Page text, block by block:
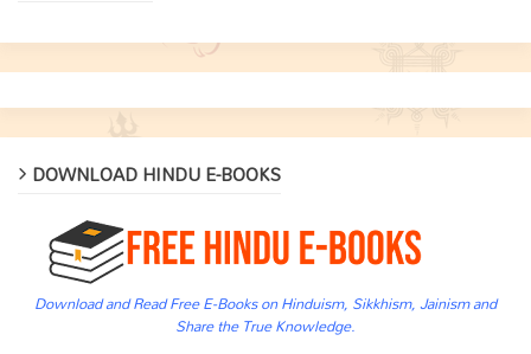
DOWNLOAD HINDU E-BOOKS
Download and Read Free E-Books on Hinduism, Sikkhism, Jainism and
Share the True Knowledge.